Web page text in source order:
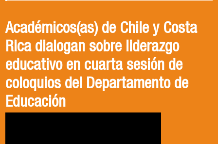
Académicos(as) de Chile y Costa
Rica dialogan sobre liderazgo
educativo en cuarta sesión de
coloquios del Departamento de
Educación